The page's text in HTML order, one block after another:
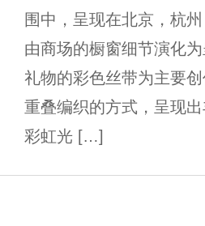
围中，呈现在北京，杭
由商场的橱窗细节演化
礼物的彩色丝带为主要
重叠编织的方式，呈现
彩虹光 […]